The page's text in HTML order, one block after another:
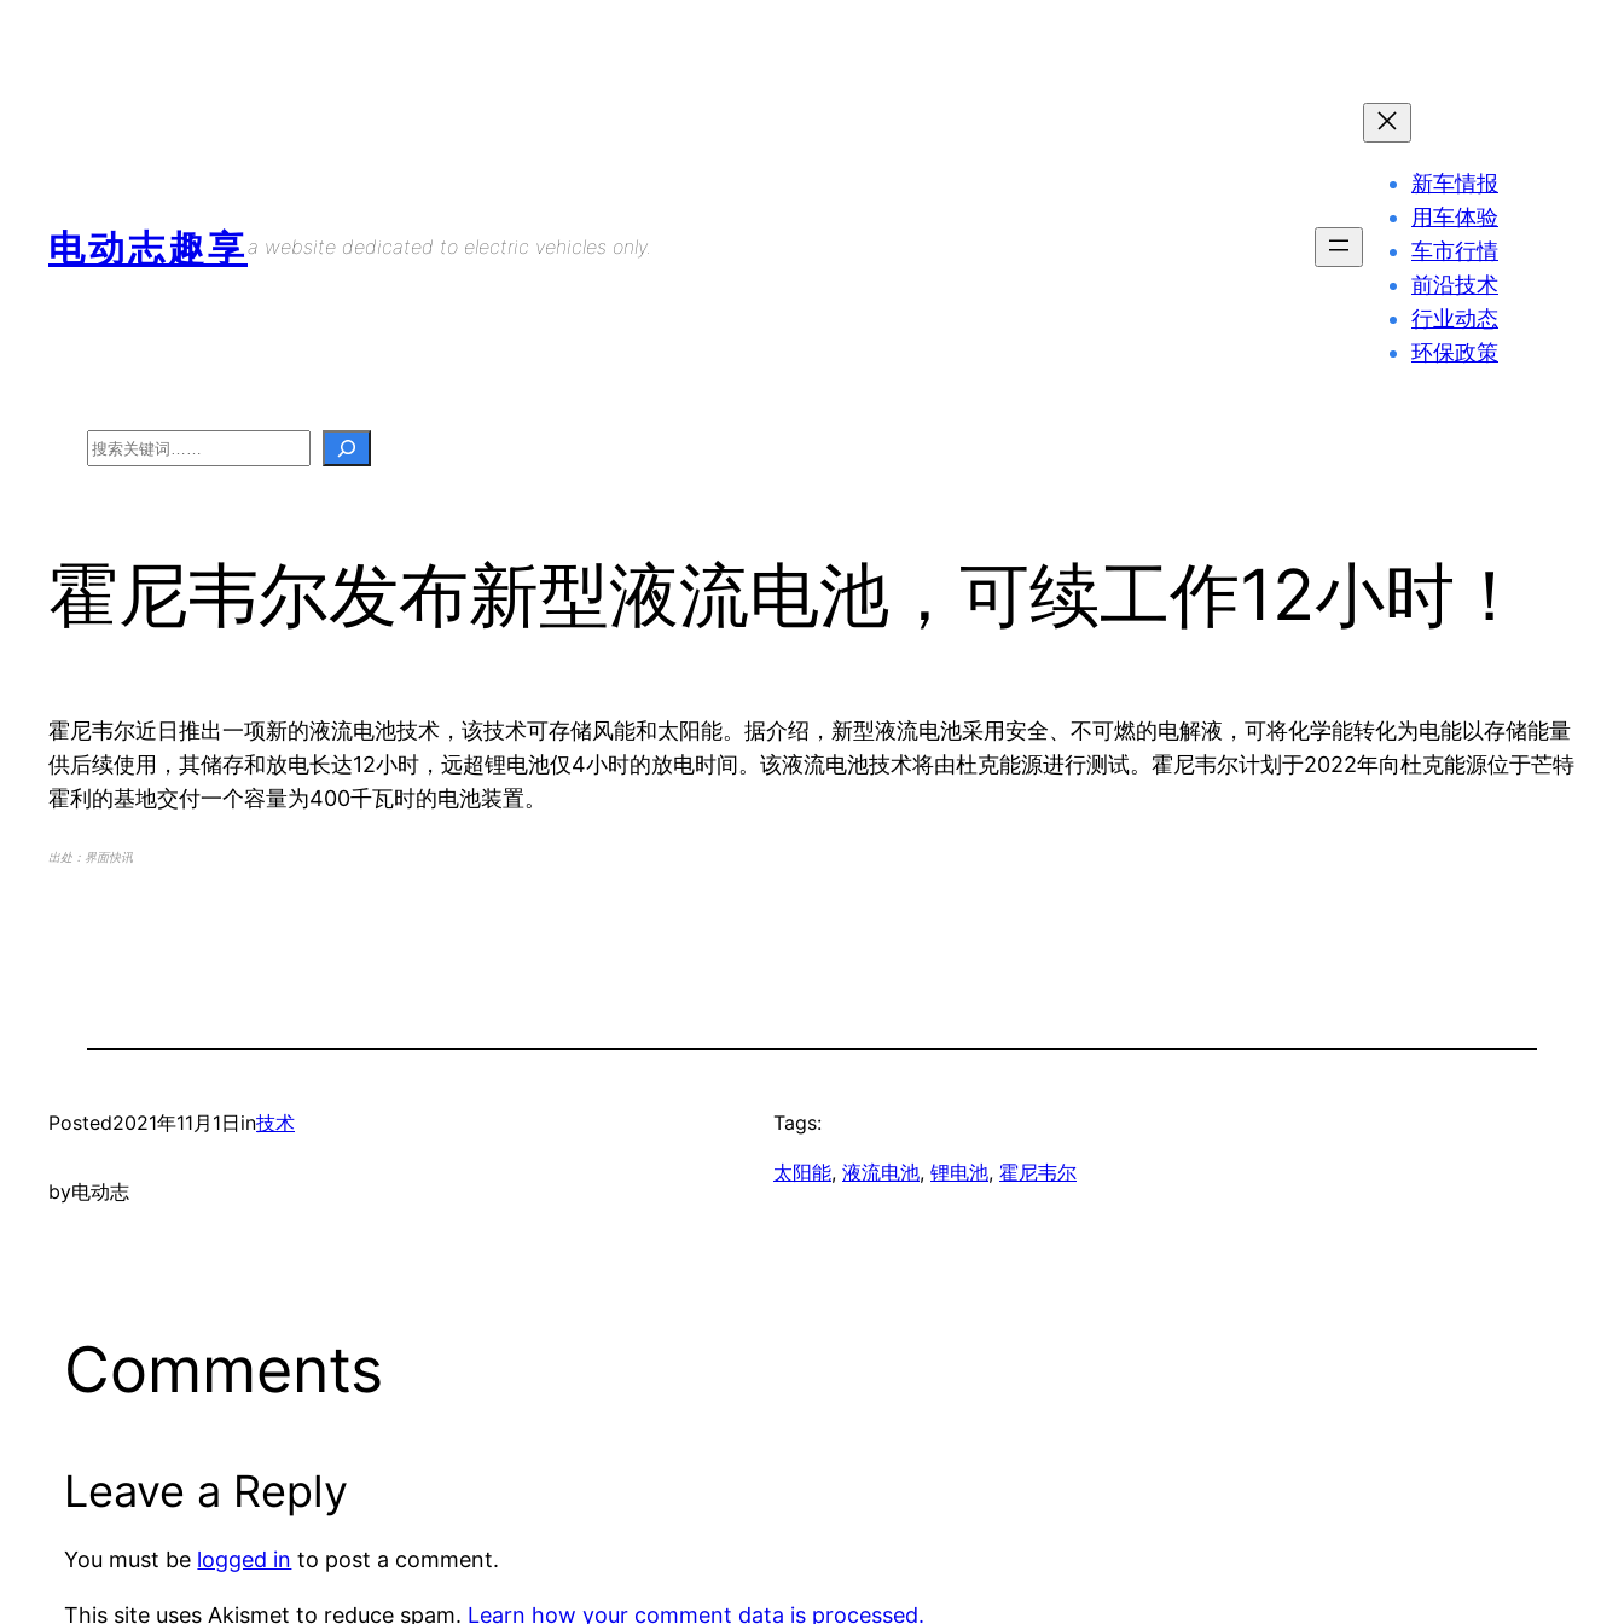
电动志趣享a website dedicated to electric vehicles only.
新车情报
用车体验
车市行情
前沿技术
行业动态
环保政策
Search
霍尼韦尔发布新型液流电池，可续工作12小时！
霍尼韦尔近日推出一项新的液流电池技术，该技术可存储风能和太阳能。据介绍，新型液流电池采用安全、不可燃的电解液，可将化学能转化为电能以存储能量
供后续使用，其储存和放电长达12小时，远超锂电池仅4小时的放电时间。该液流电池技术将由杜克能源进行测试。霍尼韦尔计划于2022年向杜克能源位于芒特
霍利的基地交付一个容量为400千瓦时的电池装置。
出处：界面快讯
Posted2021年11月1日in技术
by电动志
Tags:
太阳能, 液流电池, 锂电池, 霍尼韦尔
Comments
Leave a Reply
You must be logged in to post a comment.
This site uses Akismet to reduce spam. Learn how your comment data is processed.